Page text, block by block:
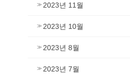
2023년 11월
2023년 10월
2023년 8월
2023년 7월